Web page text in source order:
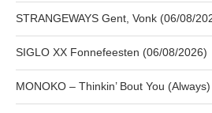
STRANGEWAYS Gent, Vonk (06/08/
SIGLO XX Fonnefeesten (06/08/2026)
MONOKO – Thinkin’ Bout You (Always)